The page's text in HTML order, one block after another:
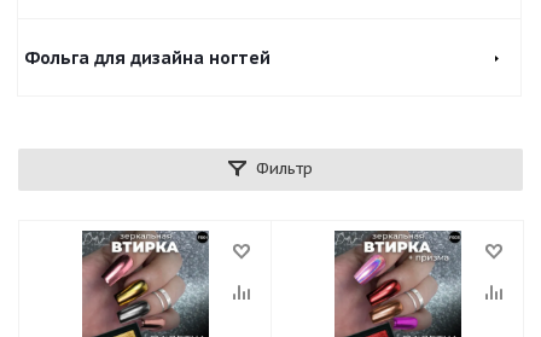
Фольга для дизайна ногтей
Фильтр